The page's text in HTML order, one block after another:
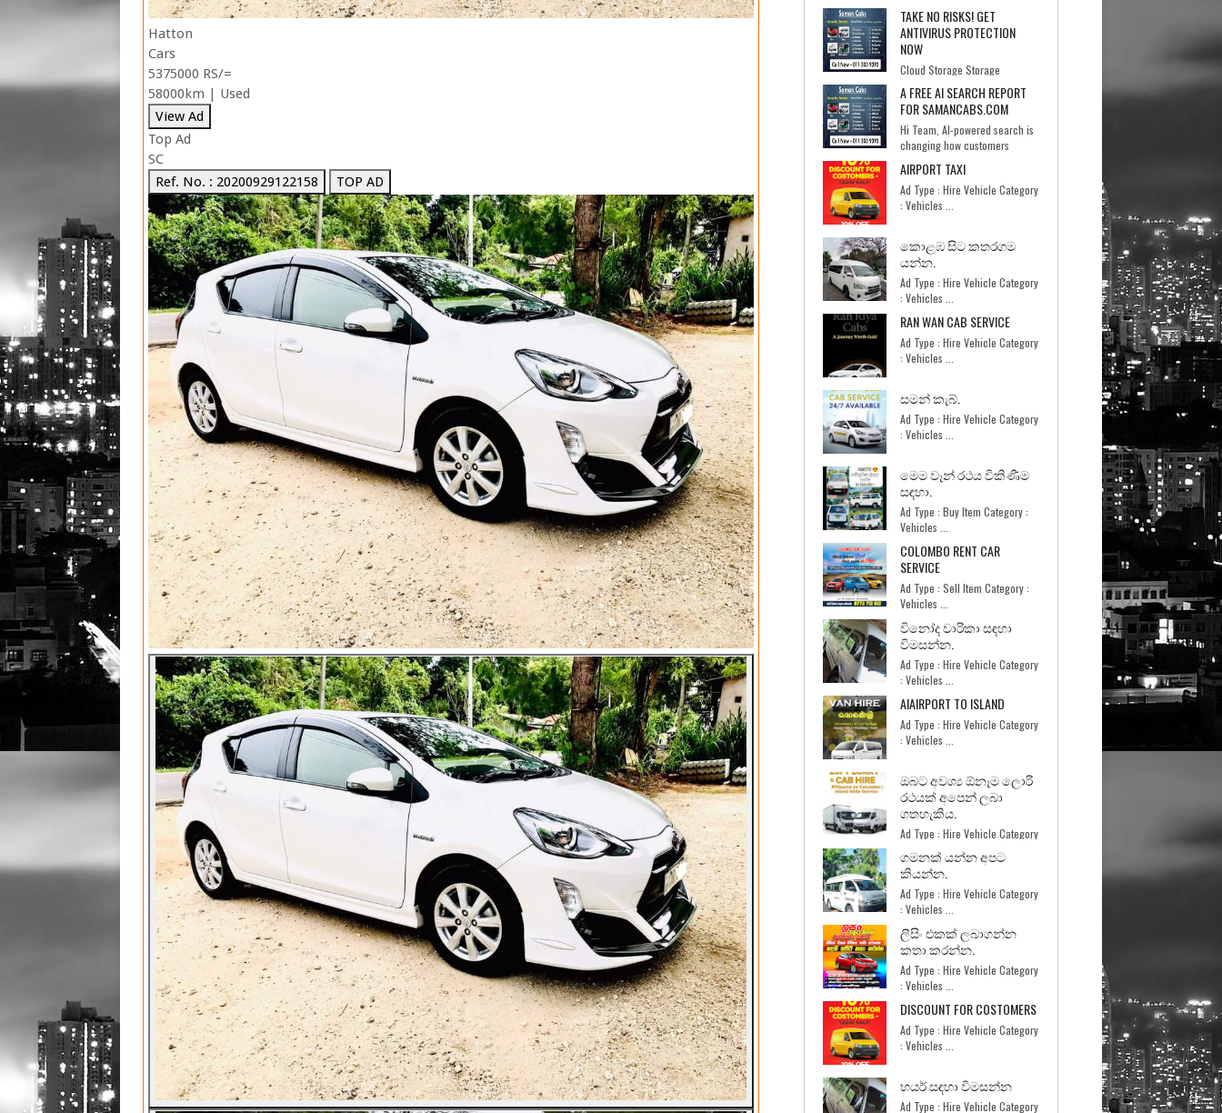
Hatton
Cars
5375000 RS/=
58000km | Used
View Ad
Top Ad
SC
Ref. No. : 20200929122158
TOP AD
TAKE NO RISKS! GET
ANTIVIRUS PROTECTION
NOW
Cloud Storage Storage
Notification ...
A FREE AI SEARCH REPORT
FOR SAMANCABS.COM
Hi Team, AI-powered search is
changing how customers
discover businesses. I too...
AIRPORT TAXI
Ad Type : Hire Vehicle Category
: Vehicles ...
කොළඹ සිට කතරගම
යන්න.
Ad Type : Hire Vehicle Category
: Vehicles ...
RAN WAN CAB SERVICE
Ad Type : Hire Vehicle Category
: Vehicles ...
සමන් කැබ්.
Ad Type : Hire Vehicle Category
: Vehicles ...
මෙම වෑන් රථය විකිණීම
සඳහා.
Ad Type : Buy Item Category :
Vehicles ...
COLOMBO RENT CAR
SERVICE
Ad Type : Sell Item Category :
Vehicles ...
විනෝද චාරිකා සඳහා
විමසන්න.
Ad Type : Hire Vehicle Category
: Vehicles ...
AIAIRPORT TO ISLAND
Ad Type : Hire Vehicle Category
: Vehicles ...
ඔබට අවශ්‍ය ඕනෑම ලොරි
රථයක් අපෙන් ලබා
ගතහැකිය.
Ad Type : Hire Vehicle Category
: Services ...
ගමනක් යන්න අපට
කියන්න.
Ad Type : Hire Vehicle Category
: Vehicles ...
ලීසිං එකක් ලබාගන්න
කතා කරන්න.
Ad Type : Hire Vehicle Category
: Vehicles ...
DISCOUNT FOR COSTOMERS
Ad Type : Hire Vehicle Category
: Vehicles ...
හයර් සඳහා විමසන්න
Ad Type : Hire Vehicle Category